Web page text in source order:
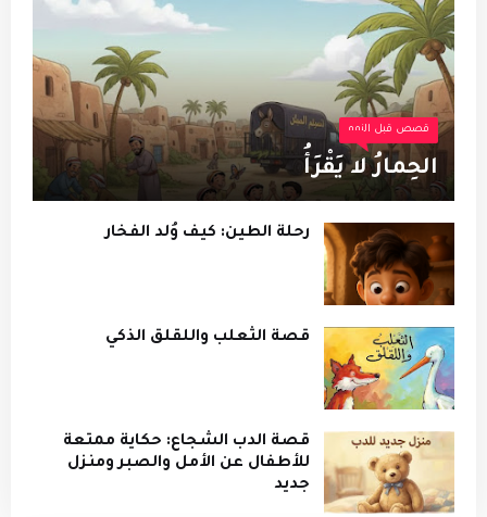
قصص قبل النوم
الحِمارُ لا يَقْرَأُ
رحلة الطين: كيف وُلد الفخار
قصة الثعلب واللقلق الذكي
قصة الدب الشجاع: حكاية ممتعة
للأطفال عن الأمل والصبر ومنزل
جديد